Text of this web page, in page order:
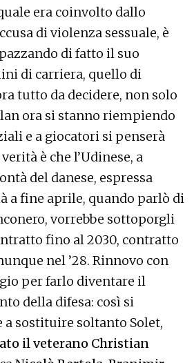
era coinvolto dallo
di violenza sessuale, è
di fatto il suo
di carriera, quello di
tutto da decidere, non solo
ora si stanno riempiendo
e a giocatori si penserà
è che l’Udinese, a
del danese, espressa
a fine aprile, quando parlò di
vorrebbe sottoporgli
fino al 2030, contratto
nel ’28. Rinnovo con
per farlo diventare il
della difesa: così si
a sostituire soltanto Solet,
il veterano Christian